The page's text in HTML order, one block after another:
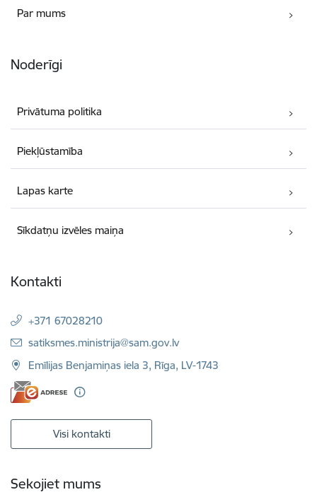
Par mums
Noderīgi
Privātuma politika
Piekļūstamība
Lapas karte
Sīkdatņu izvēles maiņa
Kontakti
+371 67028210
E-pasts:
satiksmes.ministrija@sam.gov.lv
Emīlijas Benjamiņas iela 3, Rīga, LV-1743
Visi kontakti
Sekojiet mums